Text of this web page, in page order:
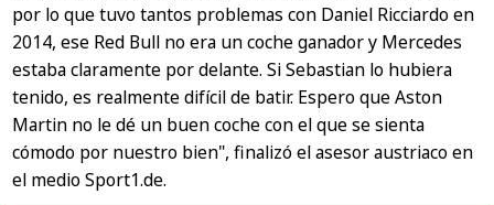
por lo que tuvo tantos problemas con Daniel Ricciardo en
2014, ese Red Bull no era un coche ganador y Mercedes
estaba claramente por delante. Si Sebastian lo hubiera
tenido, es realmente difícil de batir. Espero que Aston
Martin no le dé un buen coche con el que se sienta
cómodo por nuestro bien", finalizó el asesor austriaco en
el medio Sport1.de.